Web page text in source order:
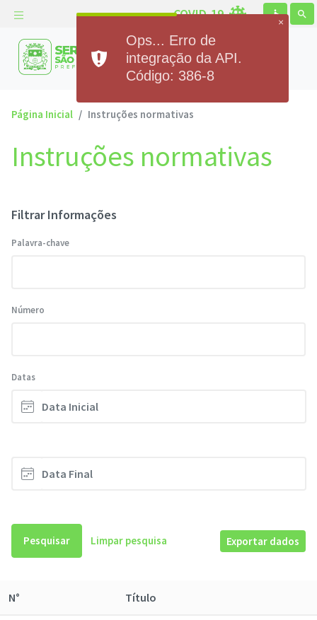
COVID-19 accessible search
Prefeitura Municipal de
Serra de São Bento
Página Inicial Instruções normativas
Instruções normativas
Filtrar Informações
Palavra-chave
Número
Datas
Pesquisar Limpar pesquisa Exportar dados
N° Título
×
Ops... Erro de
integração da API.
Código: 386-8